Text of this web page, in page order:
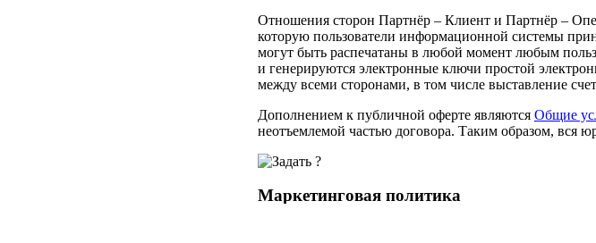
Отношения сторон Партнёр – Клиент и Партнёр –
которую пользователи информационной системы
могут быть распечатаны в любой момент любым
и генерируются электронные ключи простой
между всеми сторонами, в том числе выставление
Дополнением к публичной оферте являются Общие
неотъемлемой частью договора. Таким образом, вся
Маркетинговая политика